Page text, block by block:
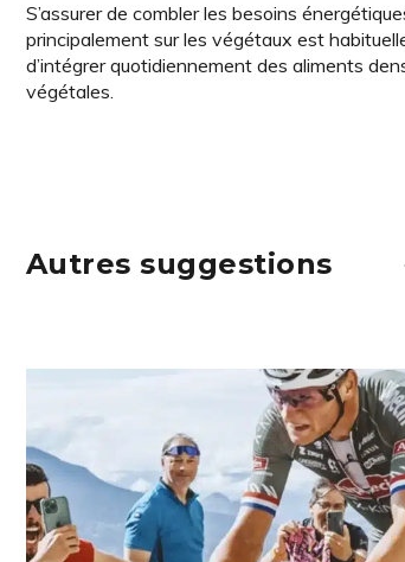
S’assurer de combler les besoins
principalement sur les végétaux est
d’intégrer quotidiennement des aliments
végétales.
Autres suggestions